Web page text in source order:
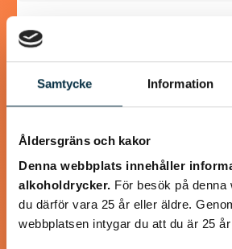
Samtycke Information
Åldersgräns och kakor
Denna webbplats innehåller
alkoholdrycker. För besök på denna
du därför vara 25 år eller äldre.
webbplatsen intygar du att du är 25
Våfflor med Svecia och
lufttorkad skinka
Svecia, paprika och lufttorkad skinka
oanade höjder! Våffelsmet och
@koppargrytan